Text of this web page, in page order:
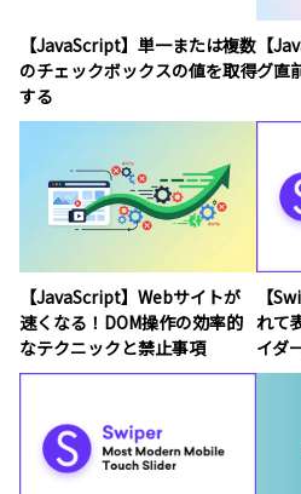
【JavaScript】単一または複数
のチェックボックスの値を取得
する
【
グ直
【JavaScript】Webサイトが
速くなる！DOM操作の効率的
なテクニックと禁止事項
【
れて
イダ